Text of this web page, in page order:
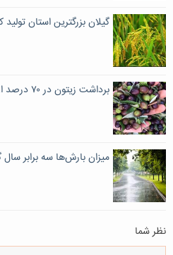
گیلان بزرگترین استان
برداشت زیتون در ۷۰ درصد از باغات گیلان
میزان بارش‌ها سه برابر
نظر شما